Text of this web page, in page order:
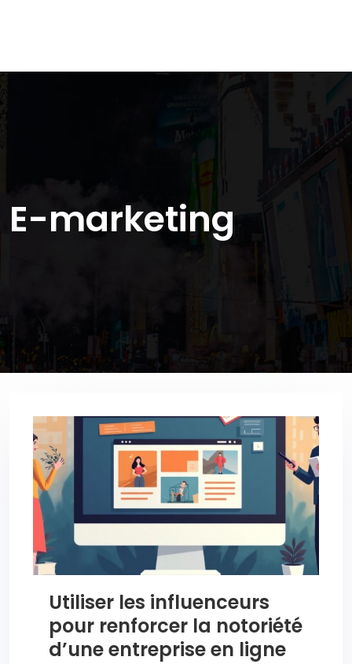
E-marketing
Utiliser les influenceurs
pour renforcer la notoriété
d’une entreprise en ligne